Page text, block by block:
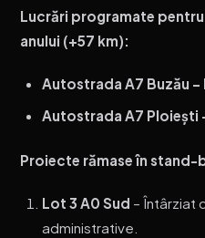
Lucrări programate
anului (+57 km):
Autostrada A7 Buzău –
Autostrada A7 Ploiești
Proiecte rămase în stand-
Lot 3 A0 Sud – Întârziat
administrative.